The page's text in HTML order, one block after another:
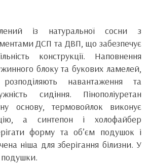
із натуральної сосни з
ДСП та ДВП, що забезпечує
конструкції. Наповнення
блоку та букових ламелей,
навантаження та
сидіння. Пінополіуретан
основу, термовойлок виконує
а синтепон і холофайбер
форму та об’єм подушок і
ніша для зберігання білизни. У
подушки.